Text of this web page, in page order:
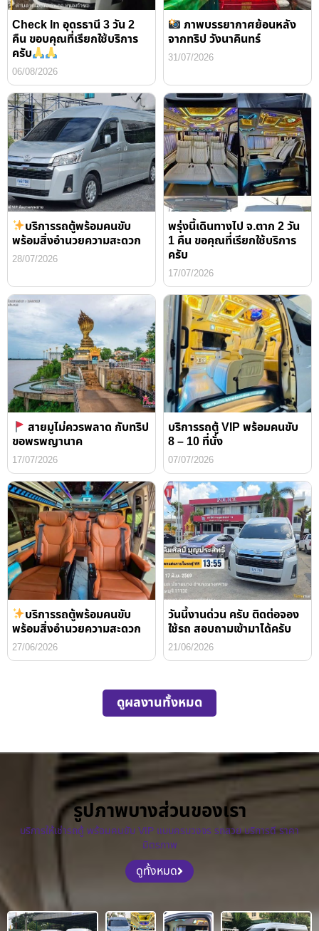
Check In อุดรธานี 3 วัน 2
คืน ขอบคุณที่เรียกใช้บริการ
ครับ
06/08/2026
ภาพบรรยากาศย้อนหลัง
จากทริป วังนาคินทร์
31/07/2026
บริการรถตู้พร้อมคนขับ
พร้อมสิ่งอำนวยความสะดวก
28/07/2026
พรุ่งนี้เดินทางไป จ.ตาก 2 วัน
1 คืน ขอคุณที่เรียกใช้บริการ
ครับ
17/07/2026
สายมูไม่ควรพลาด กับทริป
ขอพรพญานาค
17/07/2026
บริการรถตู้ VIP พร้อมคนขับ
8 – 10 ที่นั่ง
07/07/2026
บริการรถตู้พร้อมคนขับ
พร้อมสิ่งอำนวยความสะดวก
27/06/2026
วันนี้งานด่วน ครับ ติดต่อจอง
ใช้รถ สอบถามเข้ามาได้ครับ
21/06/2026
ดูผลงานทั้งหมด
รูปภาพบางส่วนของเรา
บริการให้เช่ารถตู้ พร้อมคนขับ VIP แบบครบวงจร รถสวย บริการดี ราคา
มิตรภาพ
ดูทั้งหมด